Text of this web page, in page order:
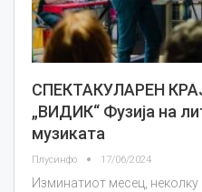
СПЕКТАКУЛАРЕН
„ВИДИК“ Фузија на
музиката
Плусинфо 17/06/2024
Изминатиот месец, неколку